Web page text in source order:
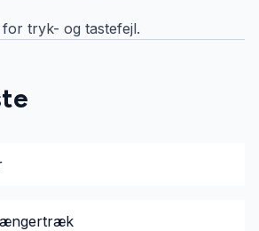
tryk- og tastefejl.